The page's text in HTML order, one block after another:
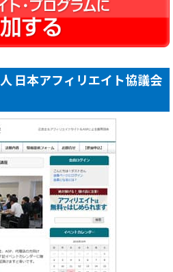
日本アフィリエイト協議会